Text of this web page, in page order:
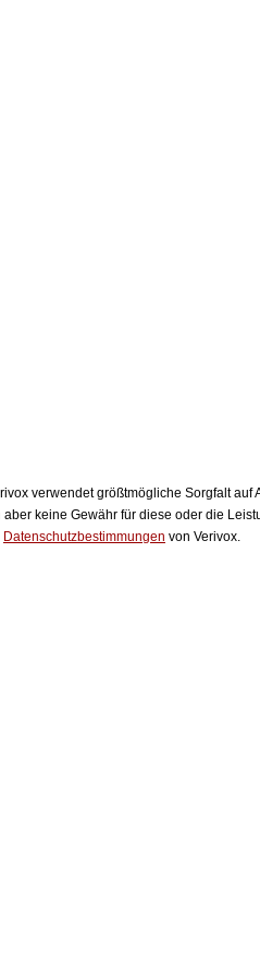
verwendet größtmögliche Sorgfalt auf
keine Gewähr für diese oder die
Datenschutzbestimmungen von Verivox.